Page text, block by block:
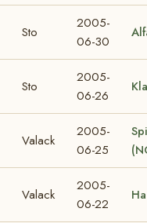
Sto
2005-
06-30
Sto
2005-
06-26
Valack
2005-
06-25
Valack
2005-
06-22